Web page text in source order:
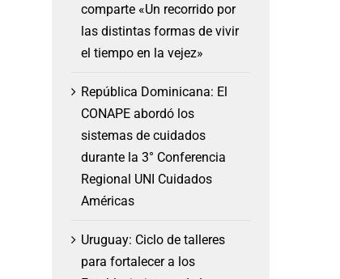
comparte «Un recorrido por
las distintas formas de vivir
el tiempo en la vejez»
República Dominicana: El
CONAPE abordó los
sistemas de cuidados
durante la 3° Conferencia
Regional UNI Cuidados
Américas
Uruguay: Ciclo de talleres
para fortalecer a los